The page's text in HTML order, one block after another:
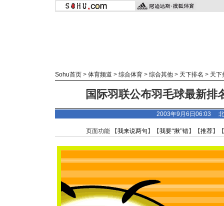
Sohu首页 > 体育频道 > 综合体育 > 综合其他 > 天下排名 > 天下
国际羽联公布羽毛球最新排
2003年9月6日06:03 北
页面功能 【我来说两句 】【我要“揪”错】【推荐】